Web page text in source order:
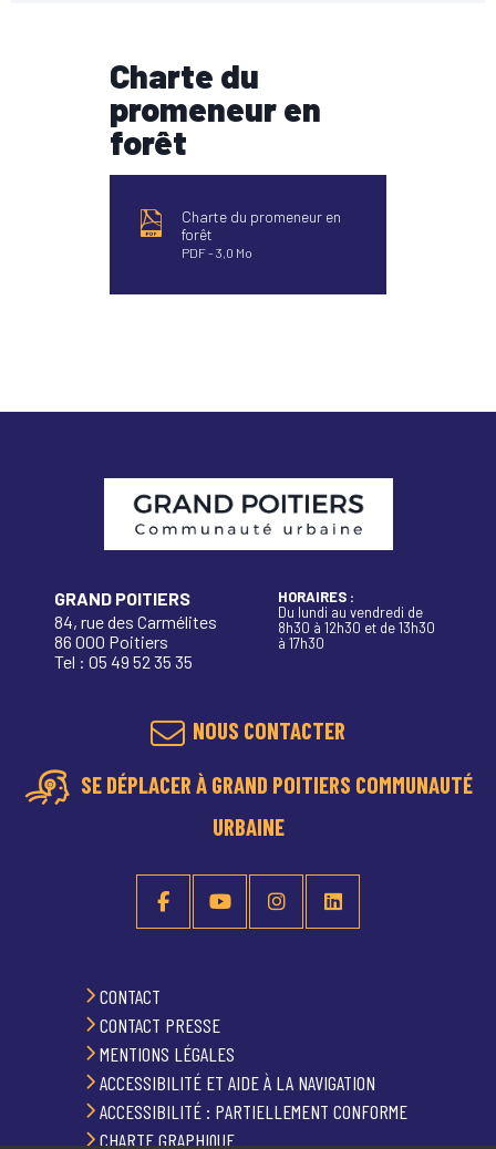
Charte du
promeneur en
forêt
Charte du promeneur en
forêt
PDF 3,0 Mo
GRAND POITIERS
84, rue des Carmélites
86 000 Poitiers
Tel : 05 49 52 35 35
HORAIRES :
Du lundi au vendredi de
8h30 à 12h30 et de 13h30
à 17h30
NOUS CONTACTER
SE DÉPLACER À GRAND POITIERS COMMUNAUTÉ
URBAINE
CONTACT
CONTACT PRESSE
MENTIONS LÉGALES
ACCESSIBILITÉ ET AIDE À LA NAVIGATION
ACCESSIBILITÉ : PARTIELLEMENT CONFORME
CHARTE GRAPHIQUE